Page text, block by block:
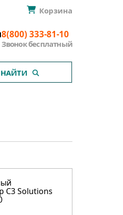
Корзина
8(800) 333-81-10
Звонок бесплатный
НАЙТИ
C3 Solutions